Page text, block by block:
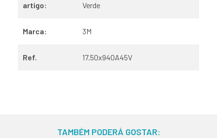
artigo:
Verde
Marca: 3M
Ref. 17.50x940A45V
TAMBÉM PODERÁ GOSTAR: